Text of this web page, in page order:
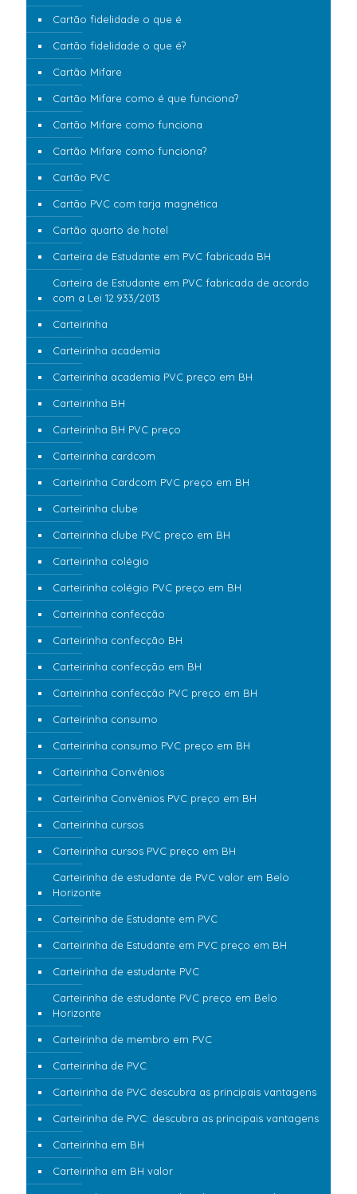
Cartão fidelidade o que é
Cartão fidelidade o que é?
Cartão Mifare
Cartão Mifare como é que funciona?
Cartão Mifare como funciona
Cartão Mifare como funciona?
Cartão PVC
Cartão PVC com tarja magnética
Cartão quarto de hotel
Carteira de Estudante em PVC fabricada BH
Carteira de Estudante em PVC fabricada de acordo
com a Lei 12.933/2013
Carteirinha
Carteirinha academia
Carteirinha academia PVC preço em BH
Carteirinha BH
Carteirinha BH PVC preço
Carteirinha cardcom
Carteirinha Cardcom PVC preço em BH
Carteirinha clube
Carteirinha clube PVC preço em BH
Carteirinha colégio
Carteirinha colégio PVC preço em BH
Carteirinha confecção
Carteirinha confecção BH
Carteirinha confecção em BH
Carteirinha confecção PVC preço em BH
Carteirinha consumo
Carteirinha consumo PVC preço em BH
Carteirinha Convênios
Carteirinha Convênios PVC preço em BH
Carteirinha cursos
Carteirinha cursos PVC preço em BH
Carteirinha de estudante de PVC valor em Belo
Horizonte
Carteirinha de Estudante em PVC
Carteirinha de Estudante em PVC preço em BH
Carteirinha de estudante PVC
Carteirinha de estudante PVC preço em Belo
Horizonte
Carteirinha de membro em PVC
Carteirinha de PVC
Carteirinha de PVC descubra as principais vantagens
Carteirinha de PVC: descubra as principais vantagens
Carteirinha em BH
Carteirinha em BH valor